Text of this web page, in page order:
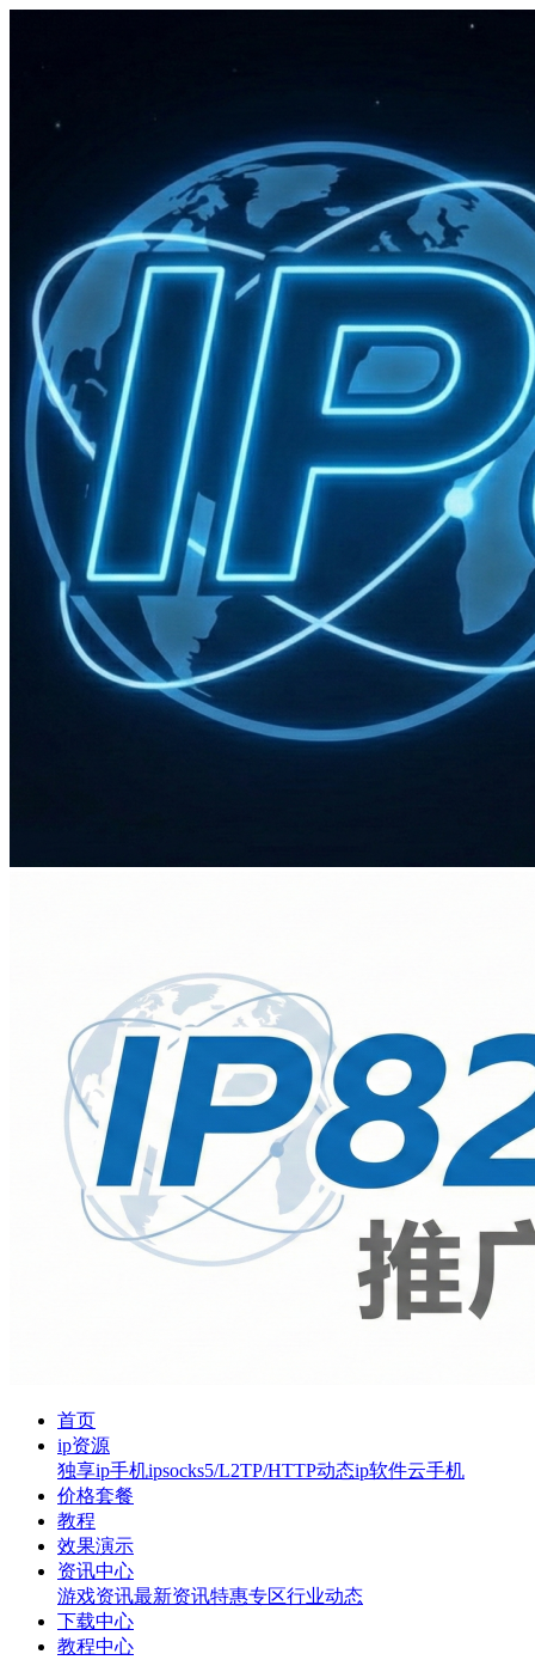
首页
ip资源
独享ip手机ipsocks5/L2TP/HTTP动态ip软件云手机
价格套餐
教程
效果演示
资讯中心
游戏资讯最新资讯特惠专区行业动态
下载中心
教程中心